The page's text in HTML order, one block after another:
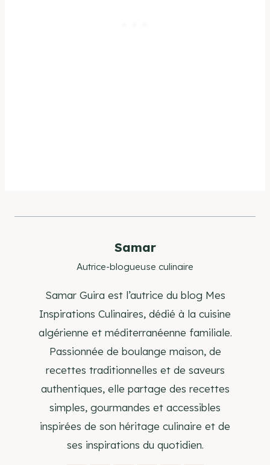
Samar
Autrice-blogueuse culinaire
Samar Guira est l’autrice du blog Mes
Inspirations Culinaires, dédié à la cuisine
algérienne et méditerranéenne familiale.
Passionnée de boulange maison, de
recettes traditionnelles et de saveurs
authentiques, elle partage des recettes
simples, gourmandes et accessibles
inspirées de son héritage culinaire et de
ses inspirations du quotidien.